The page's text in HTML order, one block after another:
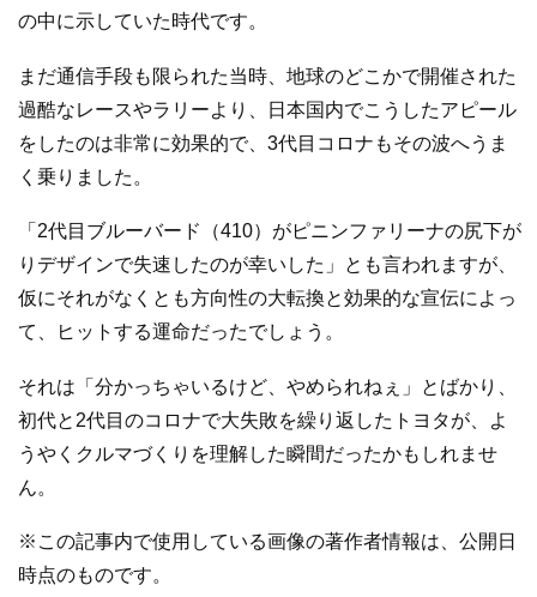
の中に示していた時代です。
まだ通信手段も限られた当時、地球のどこかで開催された
過酷なレースやラリーより、日本国内でこうしたアピール
をしたのは非常に効果的で、3代目コロナもその波へうま
く乗りました。
「2代目ブルーバード（410）がピニンファリーナの尻下が
りデザインで失速したのが幸いした」とも言われますが、
仮にそれがなくとも方向性の大転換と効果的な宣伝によっ
て、ヒットする運命だったでしょう。
それは「分かっちゃいるけど、やめられねぇ」とばかり、
初代と2代目のコロナで大失敗を繰り返したトヨタが、よ
うやくクルマづくりを理解した瞬間だったかもしれませ
ん。
※この記事内で使用している画像の著作者情報は、公開日
時点のものです。